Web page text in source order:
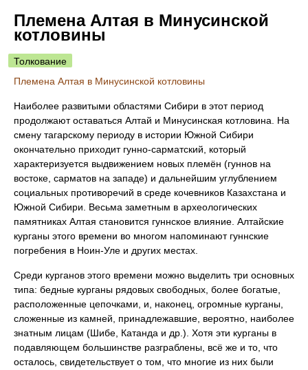
Племена Алтая в Минусинской
котловины
Толкование
Племена Алтая в Минусинской котловины
Наиболее развитыми областями Сибири в этот период
продолжают оставаться Алтай и Минусинская котловина. На
смену тагарскому периоду в истории Южной Сибири
окончательно приходит гунно-сарматский, который
характеризуется выдвижением новых племён (гуннов на
востоке, сарматов на западе) и дальнейшим углублением
социальных противоречий в среде кочевников Казахстана и
Южной Сибири. Весьма заметным в археологических
памятниках Алтая становится гуннское влияние. Алтайские
курганы этого времени во многом напоминают гуннские
погребения в Ноин-Уле и других местах.
Среди курганов этого времени можно выделить три основных
типа: бедные курганы рядовых свободных, более богатые,
расположенные цепочками, и, наконец, огромные курганы,
сложенные из камней, принадлежавшие, вероятно, наиболее
знатным лицам (Шибе, Катанда и др.). Хотя эти курганы в
подавляющем большинстве разграблены, всё же и то, что
осталось, свидетельствует о том, что многие из них были